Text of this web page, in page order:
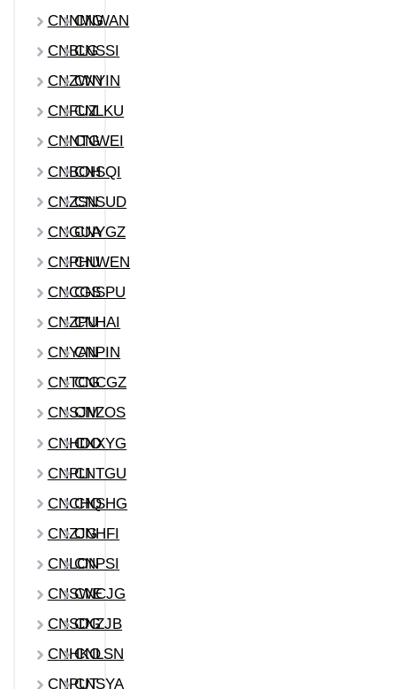
CNNMG
CNWAN
CNBLG
CNSSI
CNZWN
CNYIN
CNFUZCNLKU
CNNTG
CNWEI
CNBOH
CNSQI
CNZSNCNSUD
CNGUACNYGZ
CNPHUCNWEN
CNCGSCNSPU
CNZPUCNHAI
CNYANCNPIN
CNTCGCNCGZ
CNSJMCNZOS
CNHDOCNXYG
CNPLICNTGU
CNCHQCNSHG
CNZJGCNHFI
CNLON
CNPSI
CNSWE
CNCJG
CNSDG
CNZJB
CNHKO
CNLSN
CNPUTCNSYA